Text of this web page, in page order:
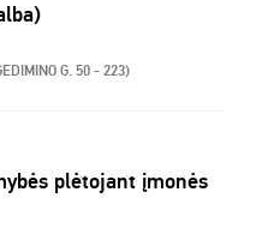
G. 50 - 223)
plėtojant įmonės